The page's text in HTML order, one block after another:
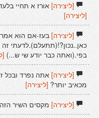
[ליצירה]אורז א תחיי
[ליצירה]
[ליצירה]בעז-אם הוא אמר
כאן..נכון?!(תתעלם).לדעתי
בפי.(ואתה כבר יודע שי ש...)
[ליצירה]אתה נפרד ובכל
מכאיב יותר? [ליצירה]
[ליצירה]מקסים השיר